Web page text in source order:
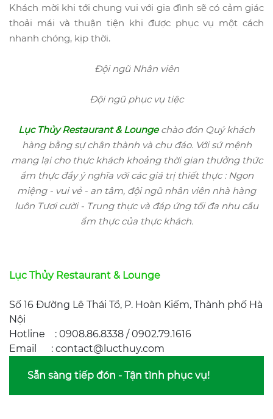
Khách mời khi tới chung vui với gia đình sẽ có cảm giác
thoải mái và thuận tiện khi được phục vụ một cách
nhanh chóng, kịp thời.
Đội ngũ Nhân viên
Đội ngũ phục vụ tiệc
Lục Thủy Restaurant & Loungechào đón Quý khách
hàng bằng sự chân thành và chu đáo. Với sứ mệnh
mang lại cho thực khách khoảng thời gian thưởng thức
ẩm thực đầy ý nghĩa với các giá trị thiết thực : Ngon
miệng - vui vẻ - an tâm, đội ngũ nhân viên nhà hàng
luôn Tươi cười - Trung thực và đáp ứng tối đa nhu cầu
ẩm thực của thực khách.
Lục Thủy Restaurant & Lounge
Số 16 Đường Lê Thái Tổ, P. Hoàn Kiếm, Thành phố Hà
Nội
Hotline : 0908.86.8338 / 0902.79.1616
Email : contact@lucthuy.com
Sẵn sàng tiếp đón - Tận tình phục vụ!